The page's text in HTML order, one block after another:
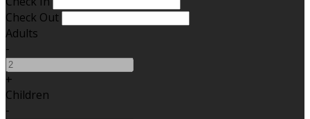
Check Out
Adults
-
+
Children
-